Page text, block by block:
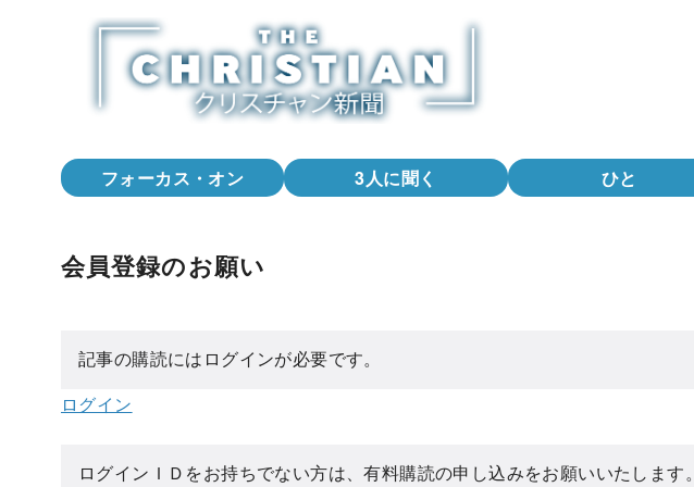
フォーカス・オン 3人に聞く ひと
会員登録のお願い
記事の購読にはログインが必要です。
ログイン
ログインＩＤをお持ちでない方は、有料購読の申し込みをお願いいたします。